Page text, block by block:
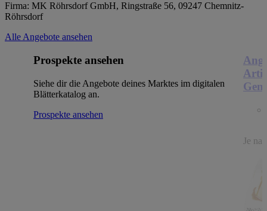
Firma: MK Röhrsdorf GmbH, Ringstraße 56, 09247 Chemnitz-
Röhrsdorf
Alle Angebote ansehen
Prospekte ansehen
Siehe dir die Angebote deines Marktes im digitalen
Blätterkatalog an.
Prospekte ansehen
Je